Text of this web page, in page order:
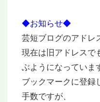
◆お知らせ◆
芸短ブログのアドレ
現在は旧アドレスで
ぶようになっていま
ブックマークに登録
手数ですが、